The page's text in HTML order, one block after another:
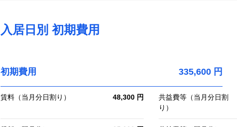
入居日別 初期費用
初期費用 335,600 円
賃料（当月分日割り） 48,300 円
共益費等（当月分日割
り）